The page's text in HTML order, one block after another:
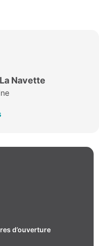
Navette
d’ouverture